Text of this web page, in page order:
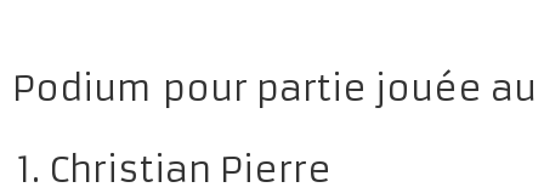
Podium pour partie jouée
Christian Pierre